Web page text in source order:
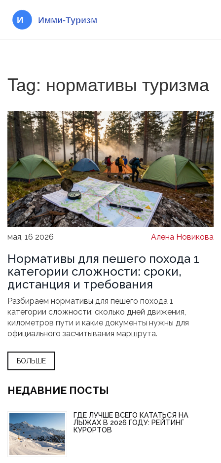
Tag: нормативы туризма
мая, 16 2026 Алена Новикова
Нормативы для пешего похода 1
категории сложности: сроки,
дистанция и требования
Разбираем нормативы для пешего похода 1
категории сложности: сколько дней движения,
километров пути и какие документы нужны для
официального засчитывания маршрута.
БОЛЬШЕ
НЕДАВНИЕ ПОСТЫ
ГДЕ ЛУЧШЕ ВСЕГО КАТАТЬСЯ НА
ЛЫЖАХ В 2026 ГОДУ: РЕЙТИНГ
КУРОРТОВ